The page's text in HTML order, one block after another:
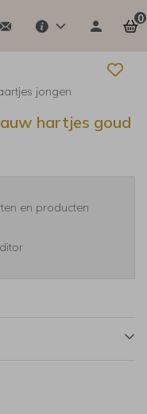
0
jongen
hartjes goud
en producten